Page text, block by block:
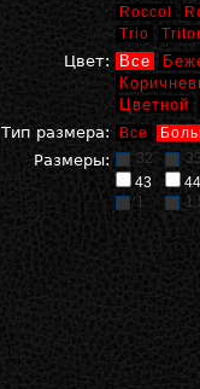
Roccol
Trio
Цвет: Все
Цветной
Тип размера:
Все
Размеры: 32
43
44
1